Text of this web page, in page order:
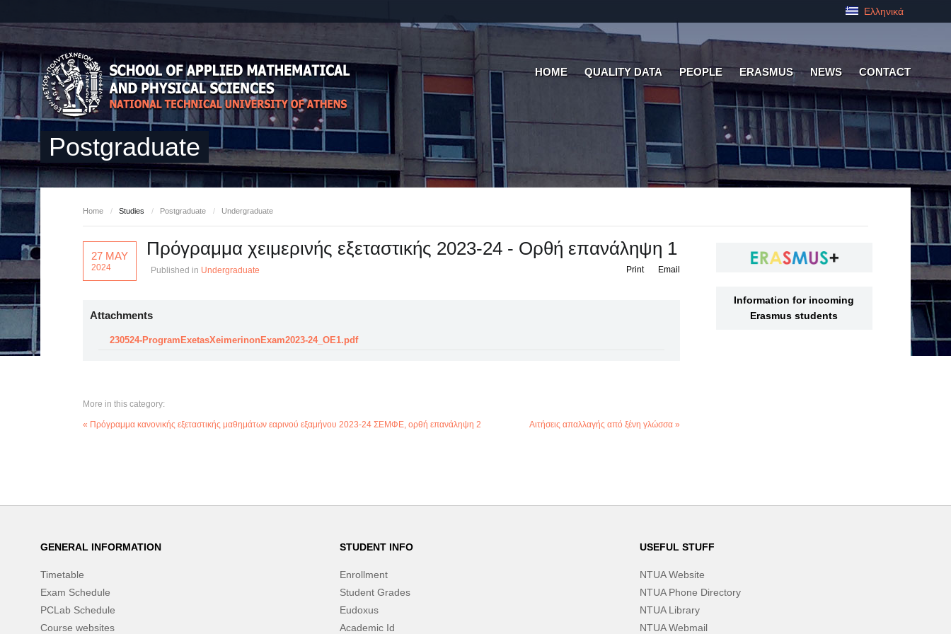
Ελληνικά
HOME QUALITY DATA PEOPLE ERASMUS NEWS CONTACT
Postgraduate
Home / Studies / Postgraduate / Undergraduate
27 MAY
2024
Πρόγραμμα χειμερινής εξεταστικής 2023-24 - Ορθή επανάληψη 1
Published in Undergraduate Email
Print
Attachments
230524-ProgramExetasXeimerinonExam2023-24_OE1.pdf
More in this category:
« Πρόγραμμα κανονικής εξεταστικής μαθημάτων εαρινού εξαμήνου 2023-24 ΣΕΜΦΕ, ορθή επανάληψη 2 Αιτήσεις απαλλαγής από ξένη γλώσσα »
Information for incoming
Erasmus students
GENERAL INFORMATION
Timetable
Exam Schedule
PCLab Schedule
Course websites
STUDENT INFO
Enrollment
Student Grades
Eudoxus
Academic Id
USEFUL STUFF
NTUA Website
NTUA Phone Directory
NTUA Library
NTUA Webmail